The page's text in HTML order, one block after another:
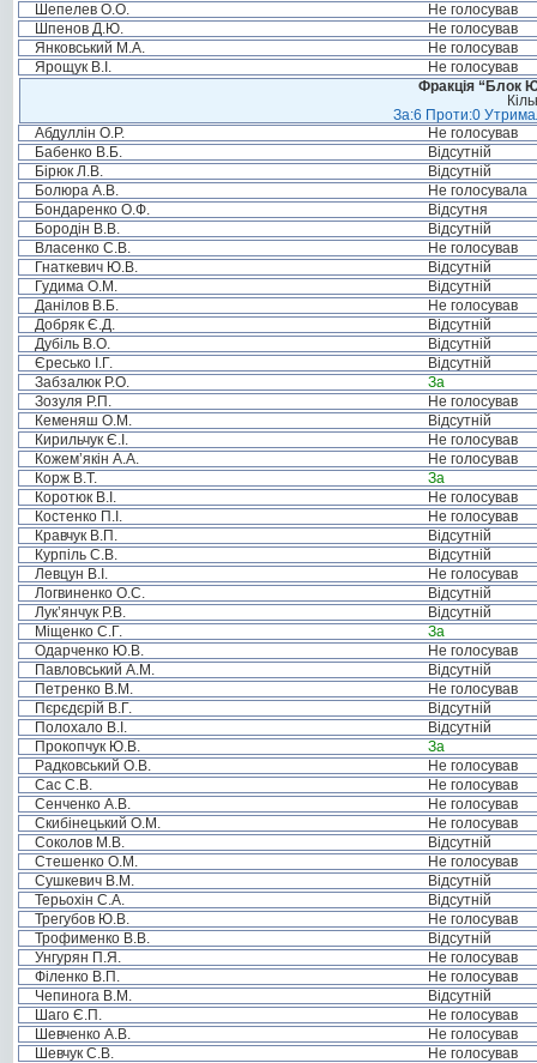
Шепелев О.О.
Не голосував
Шпенов Д.Ю.
Не голосував
Янковський М.А.
Не голосував
Ярощук В.І.
Не голосував
Фракція “Блок
За:6 Проти:0
Абдуллін О.Р.
Не голосував
Бабенко В.Б.
Відсутній
Бірюк Л.В.
Відсутній
Болюра А.В.
Не голосувала
Бондаренко О.Ф.
Відсутня
Бородін В.В.
Відсутній
Власенко С.В.
Не голосував
Гнаткевич Ю.В.
Відсутній
Гудима О.М.
Відсутній
Данілов В.Б.
Не голосував
Добряк Є.Д.
Відсутній
Дубіль В.О.
Відсутній
Єресько І.Г.
Відсутній
Забзалюк Р.О.
За
Зозуля Р.П.
Не голосував
Кеменяш О.М.
Відсутній
Кирильчук Є.І.
Не голосував
Кожем’якін А.А.
Не голосував
Корж В.Т.
За
Коротюк В.І.
Не голосував
Костенко П.І.
Не голосував
Кравчук В.П.
Відсутній
Курпіль С.В.
Відсутній
Левцун В.І.
Не голосував
Логвиненко О.С.
Відсутній
Лук’янчук Р.В.
Відсутній
Міщенко С.Г.
За
Одарченко Ю.В.
Не голосував
Павловський А.М.
Відсутній
Петренко В.М.
Не голосував
Пєрєдєрій В.Г.
Відсутній
Полохало В.І.
Відсутній
Прокопчук Ю.В.
За
Радковський О.В.
Не голосував
Сас С.В.
Не голосував
Сенченко А.В.
Не голосував
Скибінецький О.М.
Не голосував
Соколов М.В.
Відсутній
Стешенко О.М.
Не голосував
Сушкевич В.М.
Відсутній
Терьохін С.А.
Відсутній
Трегубов Ю.В.
Не голосував
Трофименко В.В.
Відсутній
Унгурян П.Я.
Не голосував
Філенко В.П.
Не голосував
Чепинога В.М.
Відсутній
Шаго Є.П.
Не голосував
Шевченко А.В.
Не голосував
Шевчук С.В.
Не голосував